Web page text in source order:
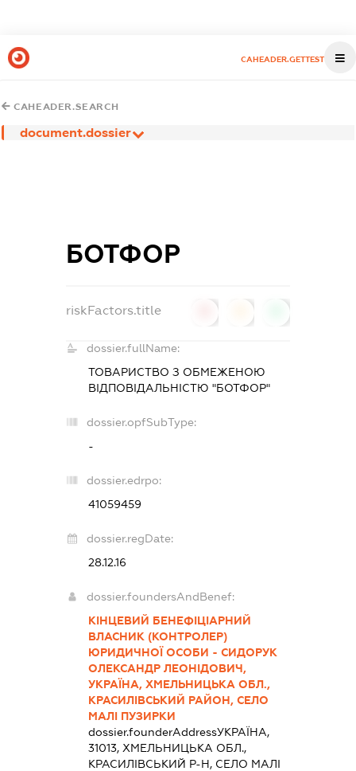
CAHEADER.GETTEST
CAHEADER.SEARCH
document.dossier
БОТФОР
riskFactors.title
dossier.fullName:
ТОВАРИСТВО З ОБМЕЖЕНОЮ
ВІДПОВІДАЛЬНІСТЮ "БОТФОР"
dossier.opfSubType:
-
dossier.edrpo:
41059459
dossier.regDate:
28.12.16
dossier.foundersAndBenef:
КІНЦЕВИЙ БЕНЕФІЦІАРНИЙ
ВЛАСНИК (КОНТРОЛЕР)
ЮРИДИЧНОЇ ОСОБИ - СИДОРУК
ОЛЕКСАНДР ЛЕОНІДОВИЧ,
УКРАЇНА, ХМЕЛЬНИЦЬКА ОБЛ.,
КРАСИЛІВСЬКИЙ РАЙОН, СЕЛО
МАЛІ ПУЗИРКИ
dossier.founderAddressУКРАЇНА,
31013, ХМЕЛЬНИЦЬКА ОБЛ.,
КРАСИЛІВСЬКИЙ Р-Н, СЕЛО МАЛІ